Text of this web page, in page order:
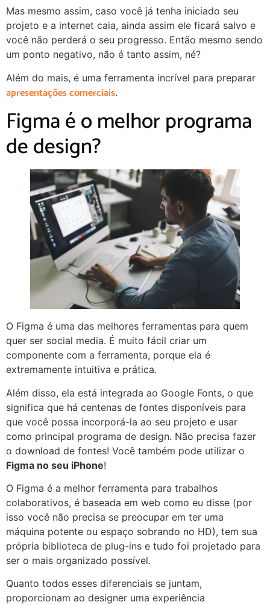
Mas mesmo assim, caso você já tenha iniciado seu
projeto e a internet caia, ainda assim ele ficará salvo e
você não perderá o seu progresso. Então mesmo sendo
um ponto negativo, não é tanto assim, né?
Além do mais, é uma ferramenta incrível para preparar
apresentações comerciais.
Figma é o melhor programa
de design?
O Figma é uma das melhores ferramentas para quem
quer ser social media. É muito fácil criar um
componente com a ferramenta, porque ela é
extremamente intuitiva e prática.
Além disso, ela está integrada ao Google Fonts, o que
significa que há centenas de fontes disponíveis para
que você possa incorporá-la ao seu projeto e usar
como principal programa de design. Não precisa fazer
o download de fontes! Você também pode utilizar o
Figma no seu iPhone!
O Figma é a melhor ferramenta para trabalhos
colaborativos, é baseada em web como eu disse (por
isso você não precisa se preocupar em ter uma
máquina potente ou espaço sobrando no HD), tem sua
própria biblioteca de plug-ins e tudo foi projetado para
ser o mais organizado possível.
Quanto todos esses diferenciais se juntam,
proporcionam ao designer uma experiência